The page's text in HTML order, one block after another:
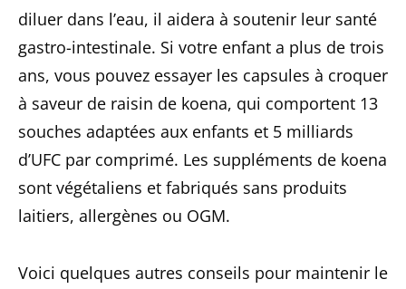
diluer dans l’eau, il aidera à soutenir leur santé
gastro-intestinale. Si votre enfant a plus de trois
ans, vous pouvez essayer les capsules à croquer
à saveur de raisin de koena, qui comportent 13
souches adaptées aux enfants et 5 milliards
d’UFC par comprimé. Les suppléments de koena
sont végétaliens et fabriqués sans produits
laitiers, allergènes ou OGM.
Voici quelques autres conseils pour maintenir le